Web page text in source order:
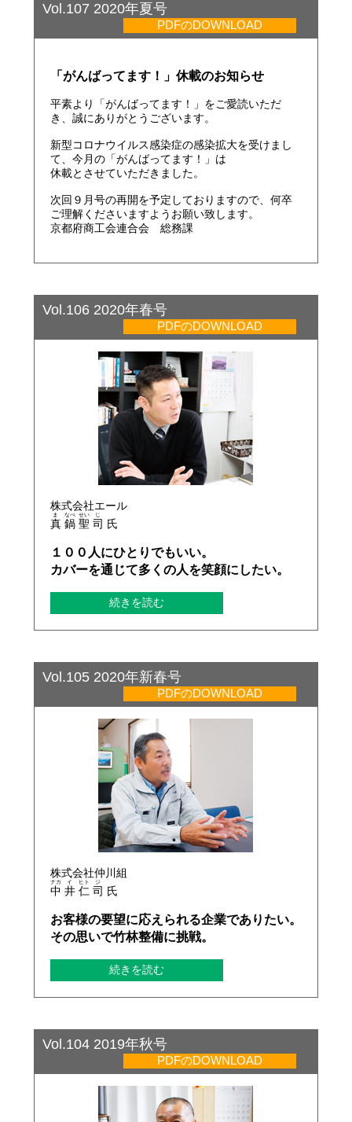
Vol.107 2020年夏号
PDFのDOWNLOAD
「がんばってます！」休載のお知らせ
平素より「がんばってます！」をご愛読いただ
き、誠にありがとうございます。
新型コロナウイルス感染症の感染拡大を受けまし
て、今月の「がんばってます！」は
休載とさせていただきました。
次回９月号の再開を予定しておりますので、何卒
ご理解くださいますようお願い致します。
京都府商工会連合会 総務課
Vol.106 2020年春号
PDFのDOWNLOAD
株式会社エール
真
ま
鍋
なべ
聖
せい
司
じ
氏
１００人にひとりでもいい。
カバーを通じて多くの人を笑顔にしたい。
続きを読む
Vol.105 2020年新春号
PDFのDOWNLOAD
株式会社仲川組
中
ナカ
井
イ
仁
ヒト
司
ジ
氏
お客様の要望に応えられる企業でありたい。
その思いで竹林整備に挑戦。
続きを読む
Vol.104 2019年秋号
PDFのDOWNLOAD